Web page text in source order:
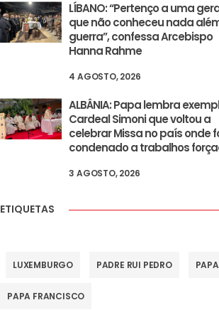
LÍBANO: “Pertenço a uma
que não conheceu nada
guerra”, confessa Arcebispo
Hanna Rahme
4 AGOSTO, 2026
ALBÂNIA: Papa lembra
Cardeal Simoni que voltou a
celebrar Missa no país onde
condenado a trabalhos
3 AGOSTO, 2026
ETIQUETAS
LUXEMBURGO PADRE RUI PEDRO PAPA
PAPA FRANCISCO